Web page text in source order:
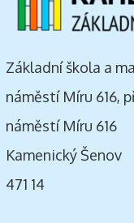
Základní škola a
náměstí Míru 616,
náměstí Míru 616
Kamenický Šenov
471 14